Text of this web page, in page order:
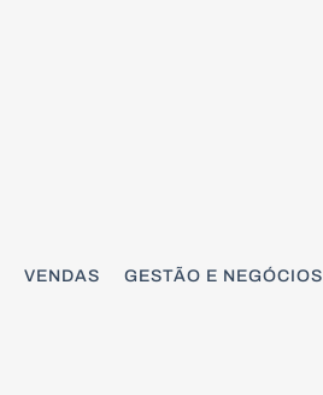
VENDAS GESTÃO E NEGÓCIOS